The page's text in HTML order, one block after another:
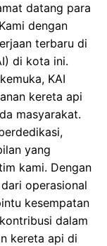
datang para
dengan
terbaru di
di kota ini.
KAI
kereta api
masyarakat.
yang
kami. Dengan
operasional
kesempatan
dalam
kereta api di